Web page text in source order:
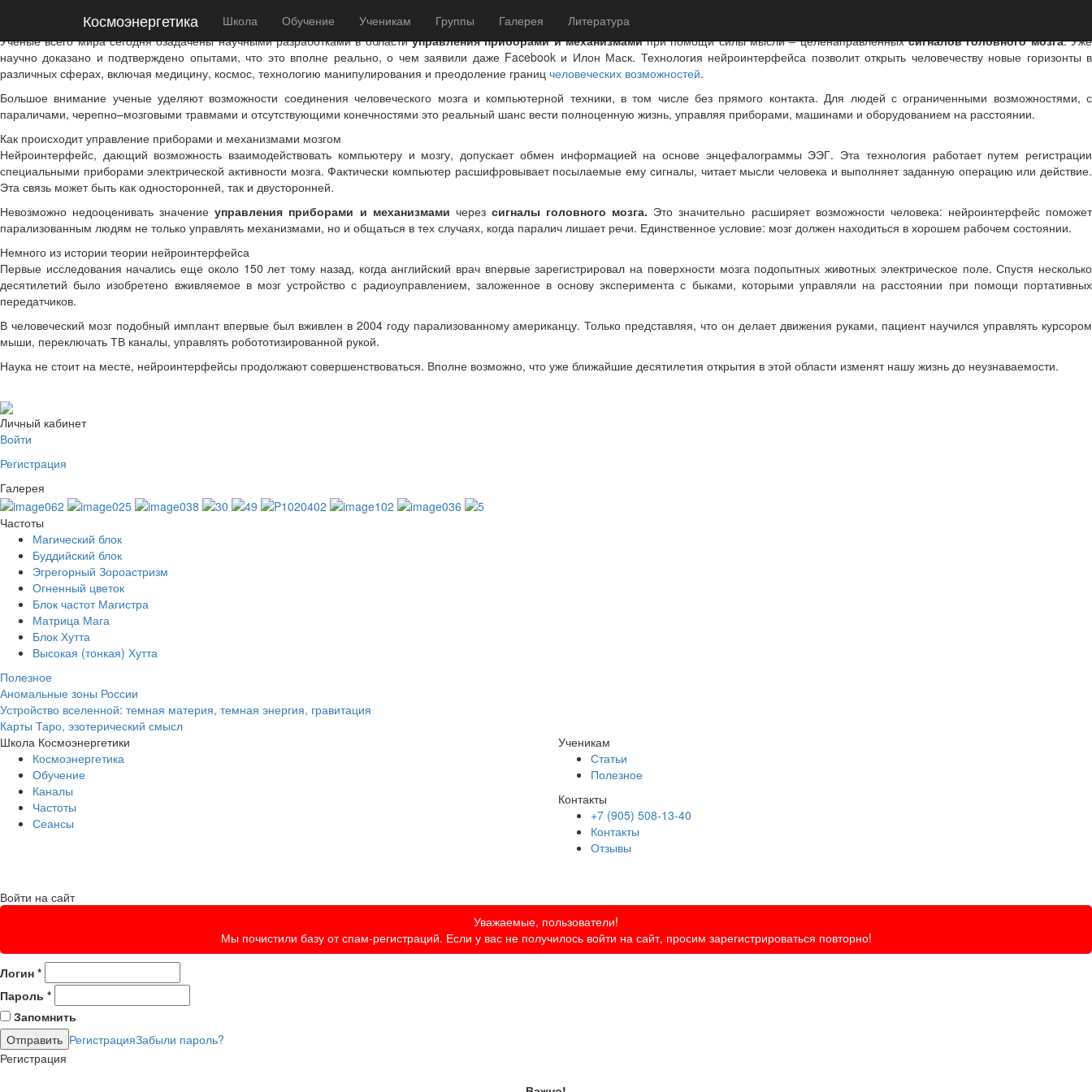
Космоэнергетика Школа Обучение Ученикам Группы Галерея Литература
Управление приборами с помощью сигналов головного мозга
Ученые всего мира сегодня озадачены научными разработками в областиуправления приборами и механизмамипри помощи силы мысли – целенаправленныхсигналов головного мозга. Уже
научно доказано и подтверждено опытами, что это вполне реально, о чем заявили даже Facebook и Илон Маск. Технология нейроинтерфейса позволит открыть человечеству новые горизонты в
различных сферах, включая медицину, космос, технологию манипулирования и преодоление границ человеческих возможностей.
Большое внимание ученые уделяют возможности соединения человеческого мозга и компьютерной техники, в том числе без прямого контакта. Для людей с ограниченными возможностями, с
параличами, черепно–мозговыми травмами и отсутствующими конечностями это реальный шанс вести полноценную жизнь, управляя приборами, машинами и оборудованием на расстоянии.
Как происходит управление приборами и механизмами мозгом
Нейроинтерфейс, дающий возможность взаимодействовать компьютеру и мозгу, допускает обмен информацией на основе энцефалограммы ЭЭГ. Эта технология работает путем регистрации
специальными приборами электрической активности мозга. Фактически компьютер расшифровывает посылаемые ему сигналы, читает мысли человека и выполняет заданную операцию или действие.
Эта связь может быть как односторонней, так и двусторонней.
Невозможно недооценивать значениеуправления приборами и механизмами через сигналы головного мозга. Это значительно расширяет возможности человека: нейроинтерфейс поможет
парализованным людям не только управлять механизмами, но и общаться в тех случаях, когда паралич лишает речи. Единственное условие: мозг должен находиться в хорошем рабочем состоянии.
Немного из истории теории нейроинтерфейса
Первые исследования начались еще около 150 лет тому назад, когда английский врач впервые зарегистрировал на поверхности мозга подопытных животных электрическое поле. Спустя несколько
десятилетий было изобретено вживляемое в мозг устройство с радиоуправлением, заложенное в основу эксперимента с быками, которыми управляли на расстоянии при помощи портативных
передатчиков.
В человеческий мозг подобный имплант впервые был вживлен в 2004 году парализованному американцу. Только представляя, что он делает движения руками, пациент научился управлять курсором
мыши, переключать ТВ каналы, управлять робототизированной рукой.
Наука не стоит на месте, нейроинтерфейсы продолжают совершенствоваться. Вполне возможно, что уже ближайшие десятилетия открытия в этой области изменят нашу жизнь до неузнаваемости.
Личный кабинет
Войти
Регистрация
Галерея
Частоты
Магический блок
Буддийский блок
Эгрегорный Зороастризм
Огненный цветок
Блок частот Магистра
Матрица Мага
Блок Хутта
Высокая (тонкая) Хутта
Полезное
Аномальные зоны России
Устройство вселенной: темная материя, темная энергия, гравитация
Карты Таро, эзотерический смысл
Школа Космоэнергетики
Космоэнергетика
Обучение
Каналы
Частоты
Сеансы
Ученикам
Статьи
Полезное
Контакты
+7 (905) 508-13-40
Контакты
Отзывы
Войти на сайт
Уважаемые, пользователи!
Мы почистили базу от спам-регистраций. Если у вас не получилось войти на сайт, просим зарегистрироваться повторно!
Логин *
Пароль *
Запомнить
РегистрацияЗабыли пароль?
Регистрация